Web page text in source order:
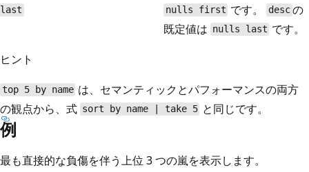
last
nulls first です。 descの
既定値は nulls last です。
ヒント
top 5 by name は、セマンティックとパフォーマンスの両方
の観点から、式 sort by name | take 5 と同じです。
例
最も直接的な負傷を伴う上位 3 つの嵐を表示します。